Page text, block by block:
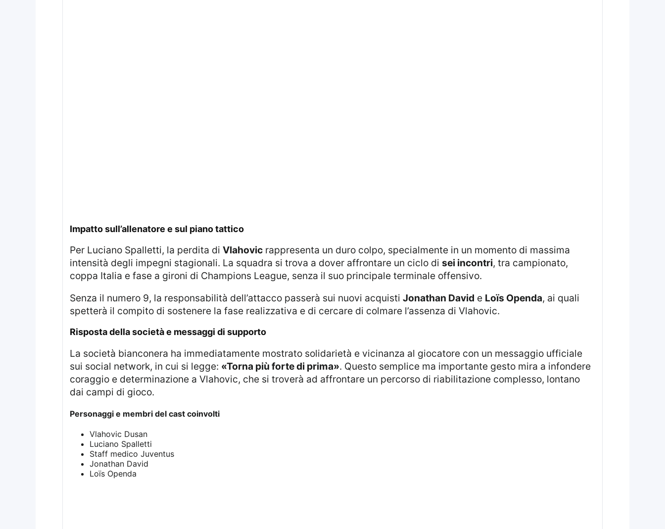
Impatto sull’allenatore e sul piano tattico
Per Luciano Spalletti, la perdita di Vlahovicrappresenta un duro colpo, specialmente in un momento di massima
intensità degli impegni stagionali. La squadra si trova a dover affrontare un ciclo di sei incontri, tra campionato,
coppa Italia e fase a gironi di Champions League, senza il suo principale terminale offensivo.
Senza il numero 9, la responsabilità dell’attacco passerà sui nuovi acquisti Jonathan David e Loïs Openda, ai quali
spetterà il compito di sostenere la fase realizzativa e di cercare di colmare l’assenza di Vlahovic.
Risposta della società e messaggi di supporto
La società bianconera ha immediatamente mostrato solidarietà e vicinanza al giocatore con un messaggio ufficiale
sui social network, in cui si legge: «Torna più forte di prima». Questo semplice ma importante gesto mira a infondere
coraggio e determinazione a Vlahovic, che si troverà ad affrontare un percorso di riabilitazione complesso, lontano
dai campi di gioco.
Personaggi e membri del cast coinvolti
Vlahovic Dusan
Luciano Spalletti
Staff medico Juventus
Jonathan David
Loïs Openda